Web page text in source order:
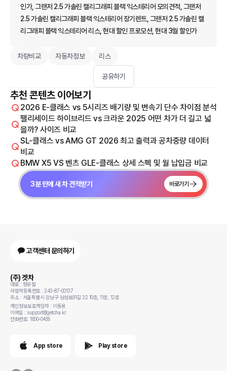
인가, 그랜저 2.5 가솔린 캘리그래피 블랙 익스테리어 모의견적, 그랜저
2.5 가솔린 캘리그래피 블랙 익스테리어 장기렌트, 그랜저 2.5 가솔린 캘
리그래피 블랙 익스테리어 리스, 현대 할인 프로모션, 현대 3월 할인가
차량비교 자동차정보 리스
공유하기
추천 콘텐츠 이어보기
2026 E-클래스 vs 5시리즈 배기량 및 변속기 단수 차이점 분석
팰리세이드 하이브리드 vs 크라운 2025 어떤 차가 더 길고 넓
을까? 사이즈 비교
SL-클래스 vs AMG GT 2026 최고 출력과 공차중량 데이터
비교
BMW X5 VS 벤츠 GLE-클래스 상세 스펙 및 월 납입금 비교
3분 만에 새 차 견적받기 바로가기
고객센터 문의하기
(주) 겟차
대표 : 정유철
사업자등록번호 : 243-87-00137
주소 : 서울특별시 강남구 삼성로91길 32 10층, 11층, 12층
개인정보보호책임자 : 이동용
이메일 : support@getcha.kr
전화번호: 1800-0456
App store Play store